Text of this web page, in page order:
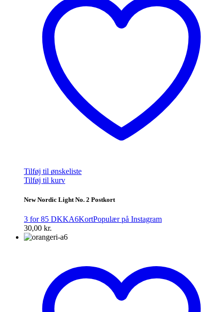
Tilføj til ønskeliste
Tilføj til kurv
New Nordic Light No. 2 Postkort
3 for 85 DKKA6KortPopulær på Instagram
30,00 kr.